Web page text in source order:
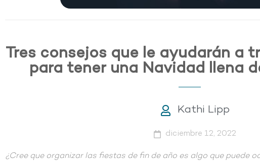
Tres consejos que le ayudarán a
para tener una Navidad llena
Kathi Lipp
diciembre 12, 2022
¿Cree que organizar las fiestas de fin de año es algo que puede